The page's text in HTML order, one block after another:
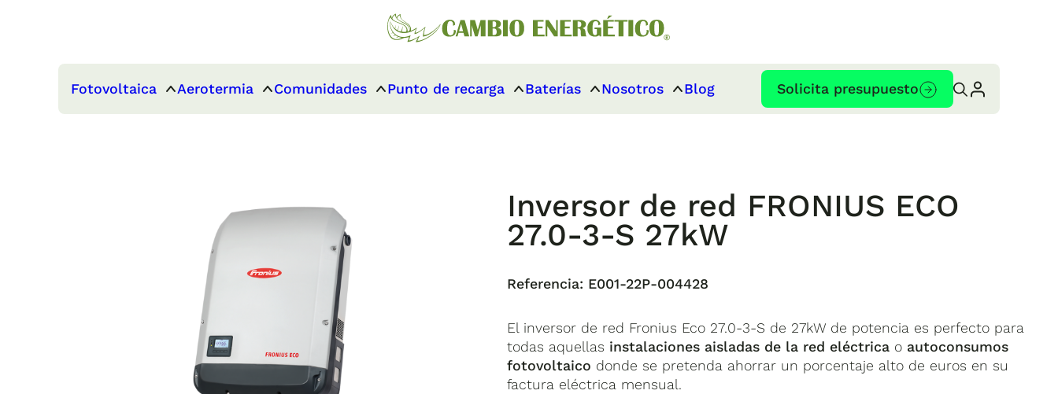
Fotovoltaica Aerotermia Comunidades Punto de recarga Baterías Nosotros Blog Solicita presupuesto
Inversor de red FRONIUS ECO
27.0-3-S 27kW
Referencia: E001-22P-004428
El inversor de red Fronius Eco 27.0-3-S de 27kW de potencia es perfecto para
todas aquellas instalaciones aisladas de la red eléctrica o autoconsumos
fotovoltaico donde se pretenda ahorrar un porcentaje alto de euros en su
factura eléctrica mensual.